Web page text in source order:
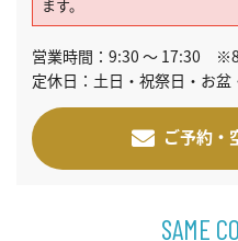
ます。
営業時間：9:30 ～ 17:30
定休日：土日・祝祭日・お盆
ご予約・
SAME